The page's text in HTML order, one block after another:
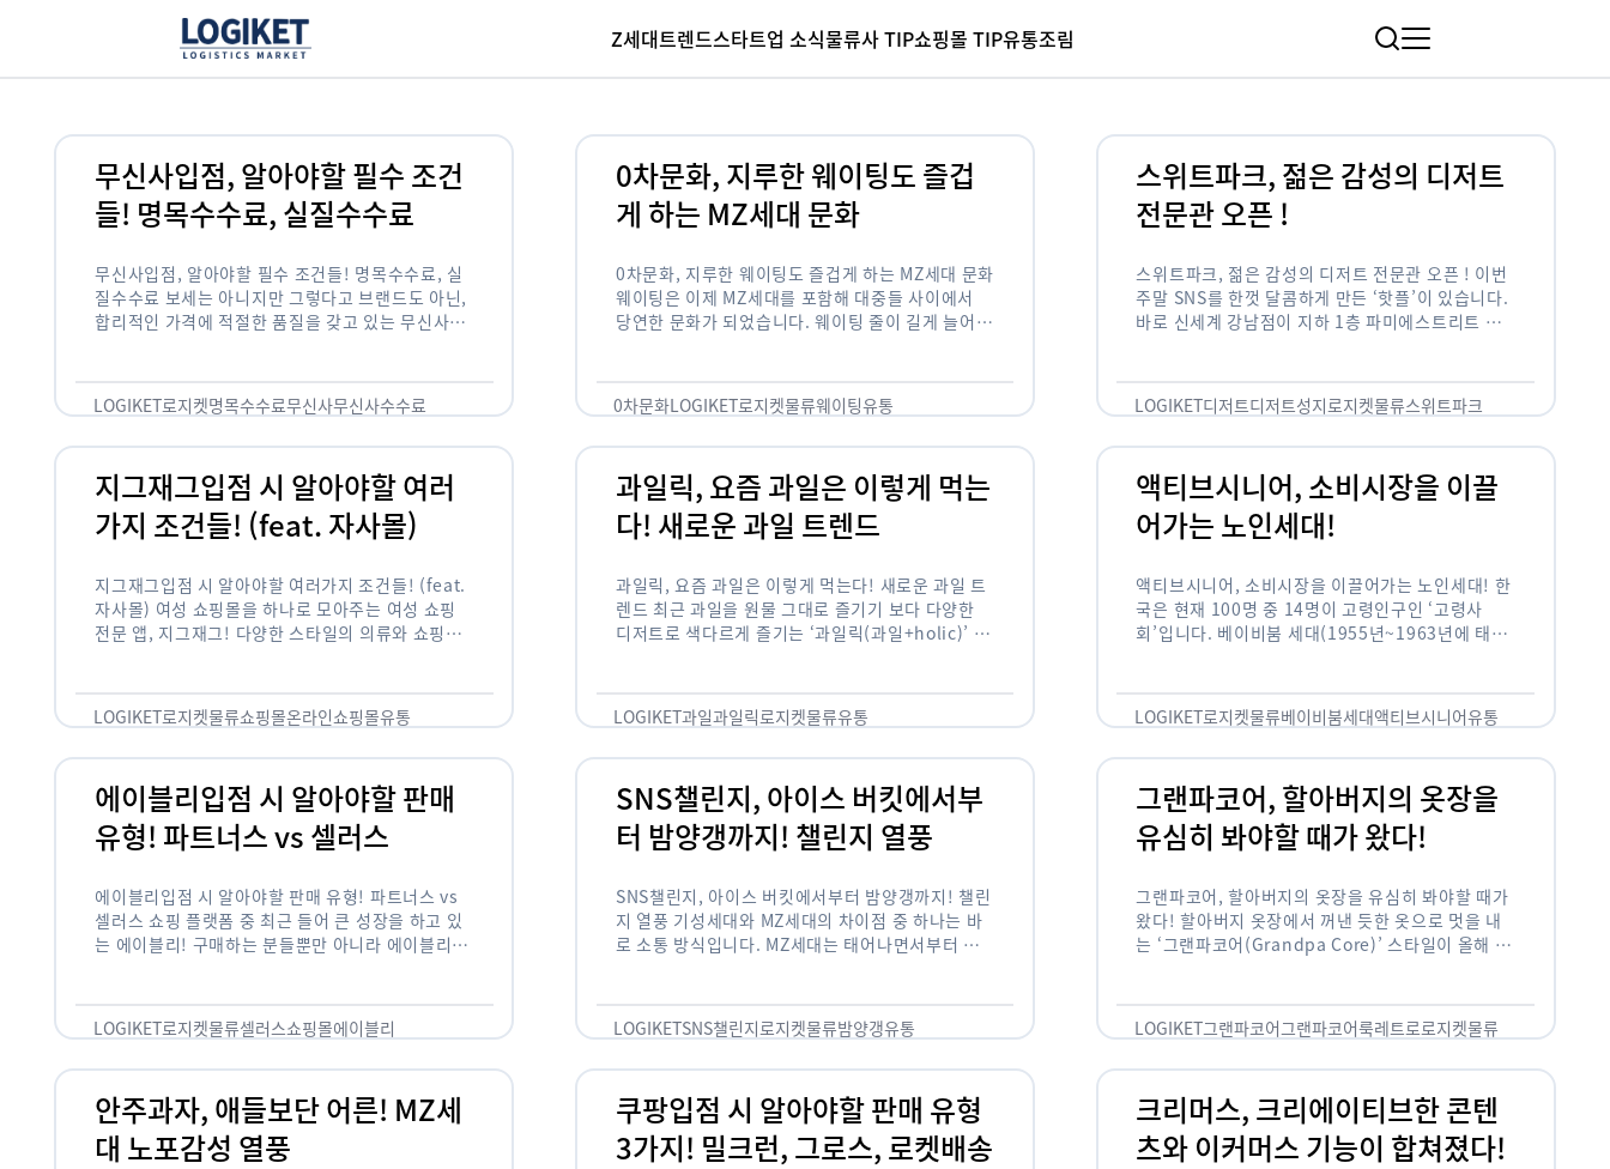
Z세대트렌드스타트업 소식물류사 TIP쇼핑몰 TIP유통조림
무신사입점, 알아야할 필수 조건
들! 명목수수료, 실질수수료
무신사입점, 알아야할 필수 조건들! 명목수수료, 실
질수수료 보세는 아니지만 그렇다고 브랜드도 아닌,
합리적인 가격에 적절한 품질을 갖고 있는 무신사!
LOGIKET로지켓명목수수료무신사무신사수수료
0차문화, 지루한 웨이팅도 즐겁
게 하는 MZ세대 문화
0차문화, 지루한 웨이팅도 즐겁게 하는 MZ세대 문화
웨이팅은 이제 MZ세대를 포함해 대중들 사이에서
당연한 문화가 되었습니다. 웨이팅 줄이 길게 늘어서
0차문화LOGIKET로지켓물류웨이팅유통
스위트파크, 젊은 감성의 디저트
전문관 오픈 !
스위트파크, 젊은 감성의 디저트 전문관 오픈 ! 이번
주말 SNS를 한껏 달콤하게 만든 ‘핫플’이 있습니다.
바로 신세계 강남점이 지하 1층 파미에스트리트 분
LOGIKET디저트디저트성지로지켓물류스위트파크
지그재그입점 시 알아야할 여러
가지 조건들! (feat. 자사몰)
지그재그입점 시 알아야할 여러가지 조건들! (feat.
자사몰) 여성 쇼핑몰을 하나로 모아주는 여성 쇼핑
전문 앱, 지그재그! 다양한 스타일의 의류와 쇼핑몰
LOGIKET로지켓물류쇼핑몰온라인쇼핑몰유통
과일릭, 요즘 과일은 이렇게 먹는
다! 새로운 과일 트렌드
과일릭, 요즘 과일은 이렇게 먹는다! 새로운 과일 트
렌드 최근 과일을 원물 그대로 즐기기 보다 다양한
디저트로 색다르게 즐기는 ‘과일릭(과일+holic)’ 트
…
LOGIKET과일과일릭로지켓물류유통
액티브시니어, 소비시장을 이끌
어가는 노인세대!
액티브시니어, 소비시장을 이끌어가는 노인세대! 한
국은 현재 100명 중 14명이 고령인구인 ‘고령사
회’입니다. 베이비붐 세대(1955년~1963년에 태어
오고 있습니다. 하지만 사회가 늙어가는 …
LOGIKET로지켓물류베이비붐세대액티브시니어유통
에이블리입점 시 알아야할 판매
유형! 파트너스 vs 셀러스
에이블리입점 시 알아야할 판매 유형! 파트너스 vs
셀러스 쇼핑 플랫폼 중 최근 들어 큰 성장을 하고 있
는 에이블리! 구매하는 분들뿐만 아니라 에이블리에
LOGIKET로지켓물류셀러스쇼핑몰에이블리
SNS챌린지, 아이스 버킷에서부
터 밤양갱까지! 챌린지 열풍
SNS챌린지, 아이스 버킷에서부터 밤양갱까지! 챌린
지 열풍 기성세대와 MZ세대의 차이점 중 하나는 바
로 소통 방식입니다. MZ세대는 태어나면서부터 디
도 능숙한 …
LOGIKETSNS챌린지로지켓물류밤양갱유통
그랜파코어, 할아버지의 옷장을
유심히 봐야할 때가 왔다!
그랜파코어, 할아버지의 옷장을 유심히 봐야할 때가
왔다! 할아버지 옷장에서 꺼낸 듯한 옷으로 멋을 내
는 ‘그랜파코어(Grandpa Core)’ 스타일이 올해 패
을 …
LOGIKET그랜파코어그랜파코어룩레트로로지켓물류
안주과자, 애들보단 어른! MZ세
대 노포감성 열풍
쿠팡입점 시 알아야할 판매 유형
3가지! 밀크런, 그로스, 로켓배송
크리머스, 크리에이티브한 콘텐
츠와 이커머스 기능이 합쳐졌다!